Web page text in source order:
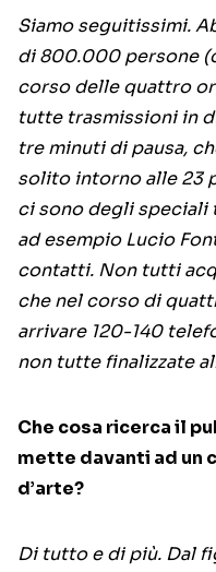
Siamo seguitissimi.
di 800.000 persone
corso delle quattro
tutte trasmissioni in
tre minuti di pausa,
solito intorno alle 23
ci sono degli
ad esempio Lucio
contatti. Non tutti
che nel corso di
arrivare 120-140
non tutte finalizzate
Che cosa ricerca il
mette davanti ad un
d’arte?
Di tutto e di più. Dal